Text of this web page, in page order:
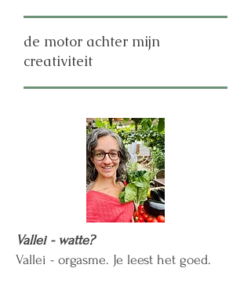
de motor achter mijn
creativiteit
Vallei - watte?
Vallei - orgasme. Je leest het goed.